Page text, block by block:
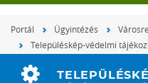
Portál Ügyintézés
Településkép-védelmi